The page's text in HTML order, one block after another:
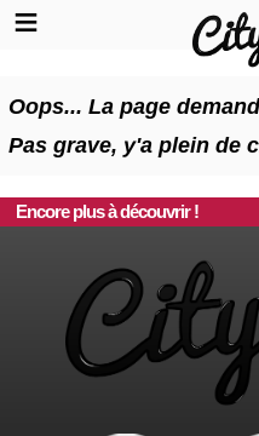
Oops... La page
Pas grave, y'a plein de
Encore plus à découvrir !